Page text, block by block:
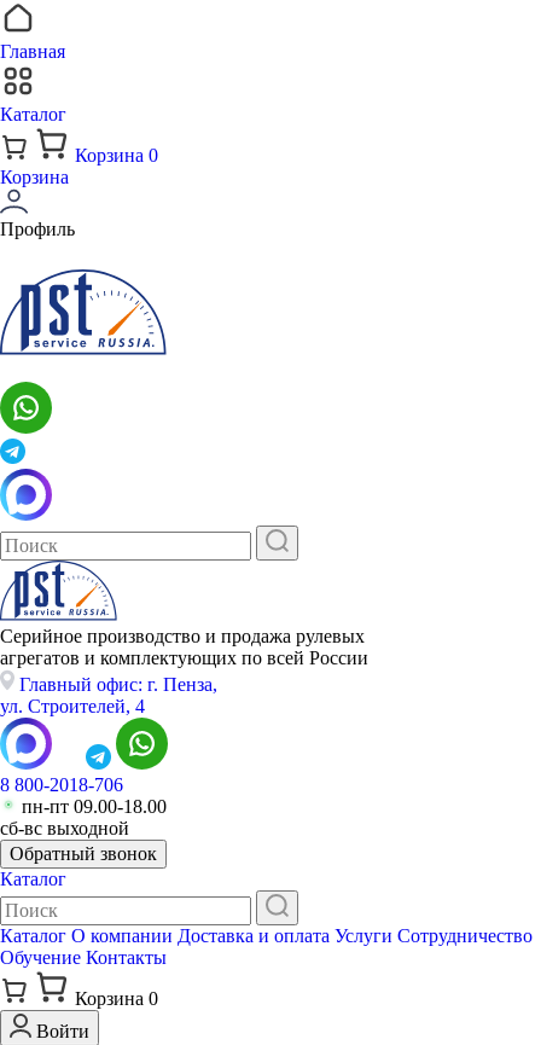
Главная
Каталог
Корзина 0
Корзина
Профиль
Серийное производство и продажа рулевых
агрегатов и комплектующих по всей России
Главный офис: г. Пенза,
ул. Строителей, 4
8 800-2018-706
пн-пт 09.00-18.00
сб-вс выходной
Обратный звонок
Каталог
Каталог О компании Доставка и оплата Услуги Сотрудничество
Обучение Контакты
Корзина 0
Войти